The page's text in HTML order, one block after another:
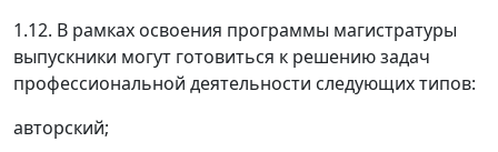
1.12. В рамках освоения программы магистратуры
выпускники могут готовиться к решению задач
профессиональной деятельности следующих типов:
авторский;